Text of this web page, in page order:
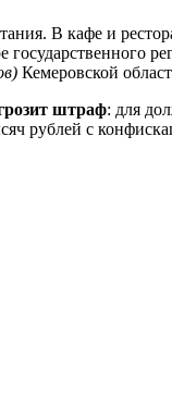
В кафе и
Кемеровской
штраф: для
рублей с